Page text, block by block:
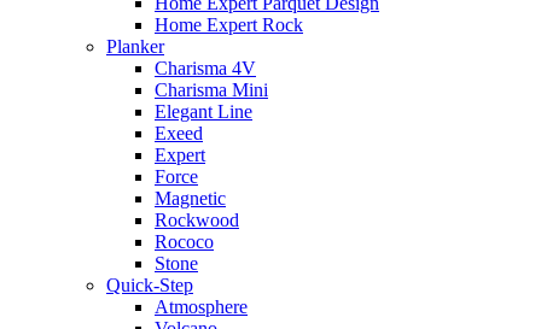
Home Expert Rock
Planker
Charisma 4V
Charisma Mini
Elegant Line
Exeed
Expert
Force
Magnetic
Rockwood
Rococo
Stone
Quick-Step
Atmosphere